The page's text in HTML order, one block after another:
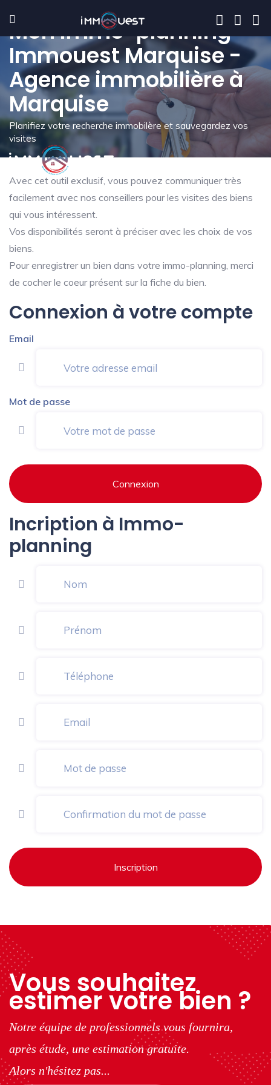
Mon immo-planning -
Immouest Marquise -
Agence immobilière à
Marquise
Planifiez votre recherche immobilère et sauvegardez vos
visites
Avec cet outil exclusif, vous pouvez communiquer très
facilement avec nos conseillers pour les visites des biens
qui vous intéressent.
Vos disponibilités seront à préciser avec les choix de vos
biens.
Pour enregistrer un bien dans votre immo-planning, merci
de cocher le coeur présent sur la fiche du bien.
Connexion à votre compte
Email
Mot de passe
Connexion
Incription à Immo-
planning
Inscription
Vous souhaitez
estimer votre bien ?
Notre équipe de professionnels vous fournira,
après étude, une estimation gratuite.
Alors n'hésitez pas...